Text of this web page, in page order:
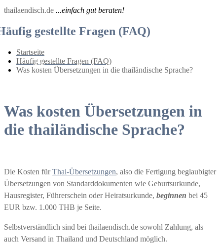
thailaendisch.de ...einfach gut beraten!
gestellte Fragen (FAQ)
Startseite
Häufig gestellte Fragen (FAQ)
Was kosten Übersetzungen in die thailändische Sprache?
Was kosten Übersetzungen in
die thailändische Sprache?
Die Kosten fürThai-Übersetzungen, also die Fertigung beglaubigter
Übersetzungen von Standarddokumenten wie Geburtsurkunde,
Hausregister, Führerschein oder Heiratsurkunde, beginnen bei 45
EUR bzw. 1.000 THB je Seite.
Selbstverständlich sind bei thailaendisch.de sowohl Zahlung, als
auch Versand in Thailand und Deutschland möglich.